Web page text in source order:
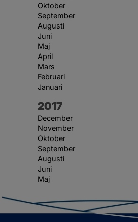
Oktober
September
Augusti
Juni
Maj
April
Mars
Februari
Januari
År:
2017
December
November
Oktober
September
Augusti
Juni
Maj